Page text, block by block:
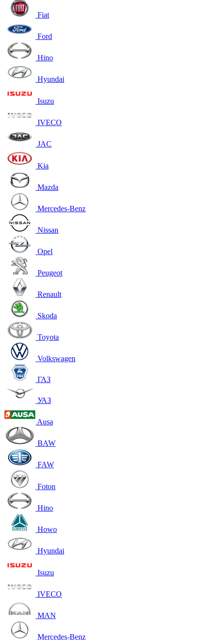
Fiat
Ford
Hino
Hyundai
Isuzu
IVECO
JAC
Kia
Mazda
Mercedes-Benz
Nissan
Opel
Peugeot
Renault
Skoda
Toyota
Volkswagen
ГАЗ
УАЗ
Ausa
BAW
FAW
Foton
Hino
Howo
Hyundai
Isuzu
IVECO
MAN
Mercedes-Benz